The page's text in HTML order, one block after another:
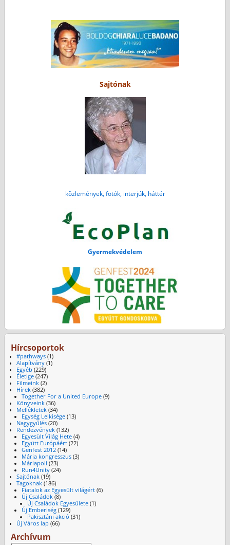
Sajtónak
közlemények, fotók, interjúk, háttér
Gyermekvédelem
Hírcsoportok
#pathways(1)
Alapítvány(1)
Egyéb (229)
Életige(247)
Filmeink(2)
Hírek(382)
Together For a United Europe (9)
Könyveink(36)
Mellékletek(34)
Egység Lelkisége (13)
Nagygyűlés(20)
Rendezvények(132)
Egyesült Világ Hete (4)
Együtt Európáért (22)
Genfest 2012 (14)
Mária kongresszus (3)
Máriapoli (23)
Run4Unity (24)
Sajtónak(19)
Tagoknak(186)
Fiatalok az Egyesült világért (6)
Új Családok (8)
Új Családok Egyesülete(1)
Új Emberiség (129)
Pakisztáni akció (31)
Új Város lap (66)
Archívum